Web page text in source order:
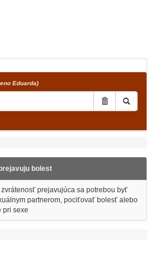
Eduarda)
bolest
prejavujúca sa potrebou byť
partnerom, pociťovať bolesť alebo
pri sexe